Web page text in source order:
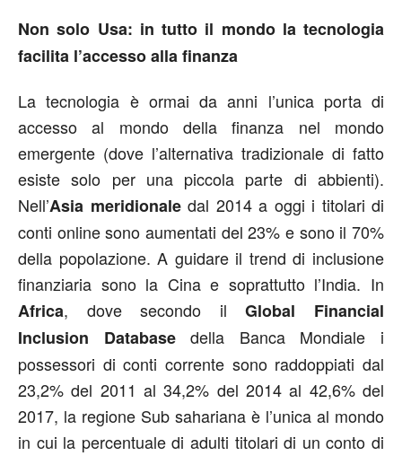
Non solo Usa: in tutto il mondo la tecnologia
facilita l’accesso alla finanza
La tecnologia è ormai da anni l’unica porta di
accesso al mondo della finanza nel mondo
emergente (dove l’alternativa tradizionale di fatto
esiste solo per una piccola parte di abbienti).
Nell’Asia meridionaledal 2014 a oggi i titolari di
conti online sono aumentati del 23% e sono il 70%
della popolazione. A guidare il trend di inclusione
finanziaria sono la Cina e soprattutto l’India. In
Africa, dove secondo ilGlobal Financial
Inclusion Databasedella Banca Mondiale i
possessori di conti corrente sono raddoppiati dal
23,2% del 2011 al 34,2% del 2014 al 42,6% del
2017, la regione Sub sahariana è l’unica al mondo
in cui la percentuale di adulti titolari di un conto di